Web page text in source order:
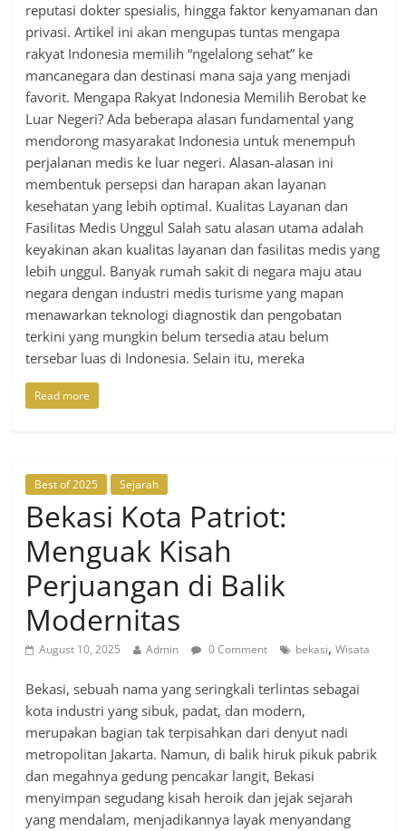
reputasi dokter spesialis, hingga faktor kenyamanan dan
privasi. Artikel ini akan mengupas tuntas mengapa
rakyat Indonesia memilih “ngelalong sehat” ke
mancanegara dan destinasi mana saja yang menjadi
favorit. Mengapa Rakyat Indonesia Memilih Berobat ke
Luar Negeri? Ada beberapa alasan fundamental yang
mendorong masyarakat Indonesia untuk menempuh
perjalanan medis ke luar negeri. Alasan-alasan ini
membentuk persepsi dan harapan akan layanan
kesehatan yang lebih optimal. Kualitas Layanan dan
Fasilitas Medis Unggul Salah satu alasan utama adalah
keyakinan akan kualitas layanan dan fasilitas medis yang
lebih unggul. Banyak rumah sakit di negara maju atau
negara dengan industri medis turisme yang mapan
menawarkan teknologi diagnostik dan pengobatan
terkini yang mungkin belum tersedia atau belum
tersebar luas di Indonesia. Selain itu, mereka
Read more
Best of 2025 Sejarah
Bekasi Kota Patriot:
Menguak Kisah
Perjuangan di Balik
Modernitas
August 10, 2025 Admin 0 Comment bekasi,Wisata
Bekasi, sebuah nama yang seringkali terlintas sebagai
kota industri yang sibuk, padat, dan modern,
merupakan bagian tak terpisahkan dari denyut nadi
metropolitan Jakarta. Namun, di balik hiruk pikuk pabrik
dan megahnya gedung pencakar langit, Bekasi
menyimpan segudang kisah heroik dan jejak sejarah
yang mendalam, menjadikannya layak menyandang